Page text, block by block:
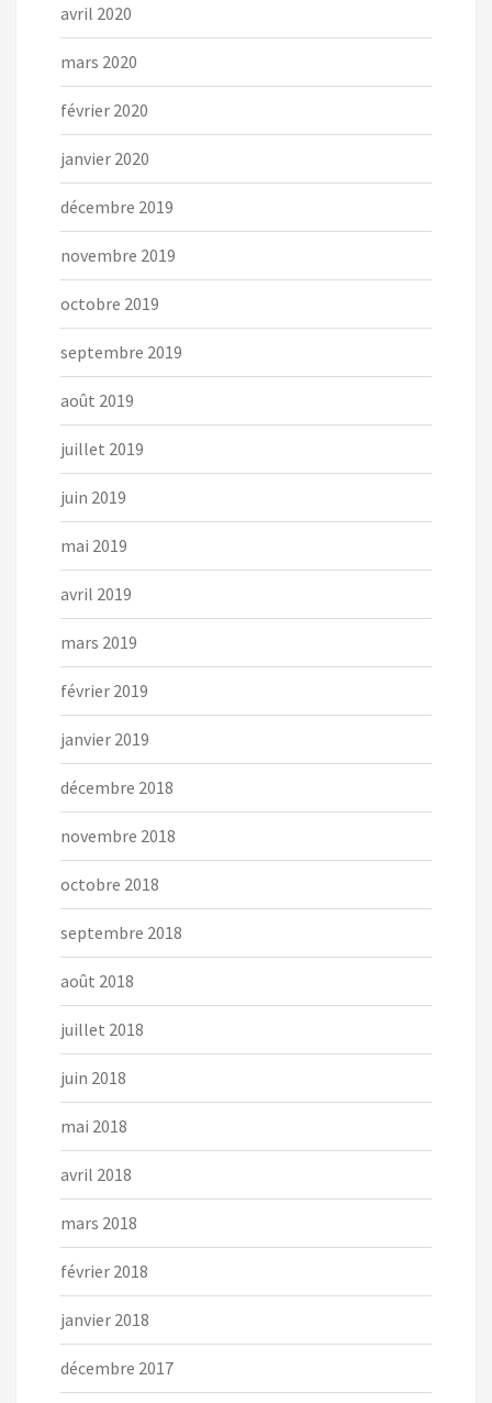
avril 2020
mars 2020
février 2020
janvier 2020
décembre 2019
novembre 2019
octobre 2019
septembre 2019
août 2019
juillet 2019
juin 2019
mai 2019
avril 2019
mars 2019
février 2019
janvier 2019
décembre 2018
novembre 2018
octobre 2018
septembre 2018
août 2018
juillet 2018
juin 2018
mai 2018
avril 2018
mars 2018
février 2018
janvier 2018
décembre 2017